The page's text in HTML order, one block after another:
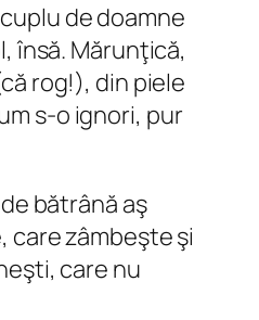
de doamne
, însă. Mărunţică,
rog!), din piele
s-o ignori, pur
bătrână aş
care zâmbeşte şi
care nu